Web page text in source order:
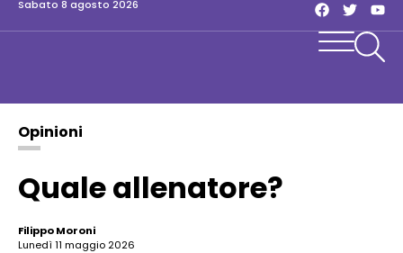
sabato 8 agosto 2026
Opinioni
Quale allenatore?
Filippo Moroni
lunedì 11 maggio 2026